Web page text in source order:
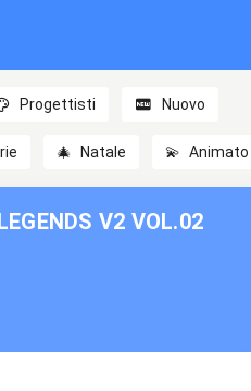
Progettisti Nuovo
🎄 Natale 💫 Animato
V2 VOL.02